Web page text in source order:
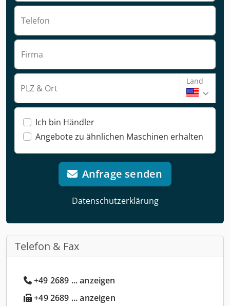
Telefon
Firma
PLZ & Ort
Land
Ich bin Händler
Angebote zu ähnlichen Maschinen erhalten
Anfrage senden
Datenschutzerklärung
Telefon & Fax
+49 2689 ... anzeigen
+49 2689 ... anzeigen